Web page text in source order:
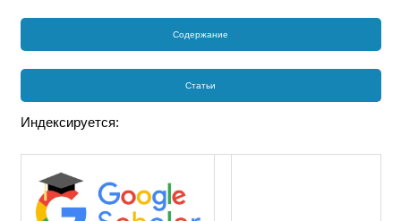
Содержание
Статьи
Индексируется: